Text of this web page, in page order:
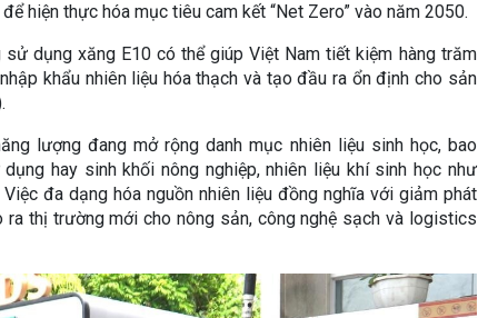
hiện thực hóa mục tiêu cam kết “Net Zero” vào năm 2050.
dụng xăng E10 có thể giúp Việt Nam tiết kiệm hàng trăm
khẩu nhiên liệu hóa thạch và tạo đầu ra ổn định cho sản
lượng đang mở rộng danh mục nhiên liệu sinh học, bao
hay sinh khối nông nghiệp, nhiên liệu khí sinh học như
đa dạng hóa nguồn nhiên liệu đồng nghĩa với giảm phát
ra thị trường mới cho nông sản, công nghệ sạch và logistics